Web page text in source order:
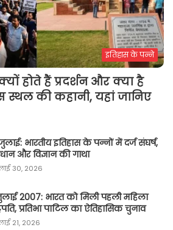
इतिहास के पन्ने
होते हैं प्रदर्शन और क्या है
स्थल की कहानी, यहां जानिए
भारतीय इतिहास के पन्नों में दर्ज संघर्ष,
और विज्ञान की गाथा
30, 2026
2007: भारत को मिली पहली महिला
प्रतिभा पाटिल का ऐतिहासिक चुनाव
21, 2026